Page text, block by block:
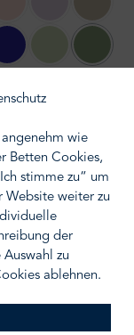
71 zartflieder
147
203 keramblau179 pistazie184 kiwi
(Diese
wie
Betten Cookies,
stimme zu“ um
Website weiter zu
der
zu
ablehnen.